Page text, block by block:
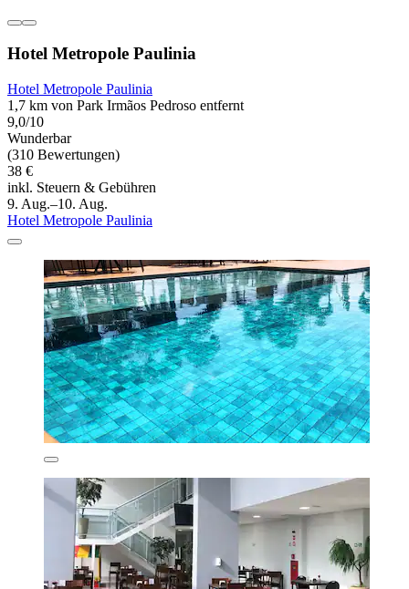
Hotel Metropole Paulinia
Hotel Metropole Paulinia
1,7 km von Park Irmãos Pedroso entfernt
9,0/10
Wunderbar
(310 Bewertungen)
38 €
inkl. Steuern & Gebühren
9. Aug.–10. Aug.
Hotel Metropole Paulinia